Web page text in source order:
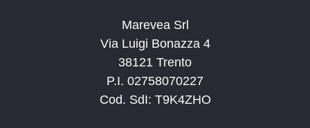
Marevea Srl
Via Luigi Bonazza 4
38121 Trento
P.I. 02758070227
Cod. SdI: T9K4ZHO